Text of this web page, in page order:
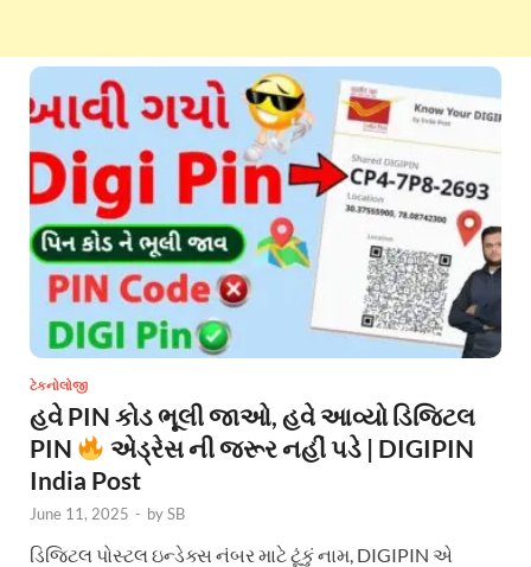
ટેકનોલોજી
હવે PIN કોડ ભૂલી જાઓ, હવે આવ્યો ડિજિટલ
PIN
એડ્રેસ ની જરૂર નહીં પડે | DIGIPIN
India Post
June 11, 2025 - bySB
ડિજિટલ પોસ્ટલ ઇન્ડેક્સ નંબર માટે ટૂંકું નામ, DIGIPIN એ